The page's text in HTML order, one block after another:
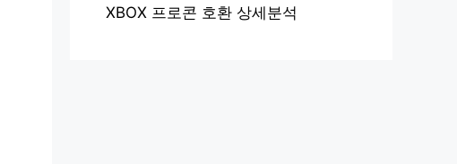
XBOX 프로콘 호환 상세분석